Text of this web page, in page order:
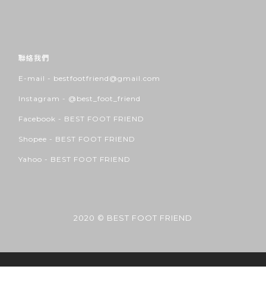
聯絡我們
E-mail - bestfootfriend@gmail.com
Instagram - @best_foot_friend
Facebook - BEST FOOT FRIEND
Shopee - BEST FOOT FRIEND
Yahoo - BEST FOOT FRIEND
2020 © BEST FOOT FRIEND